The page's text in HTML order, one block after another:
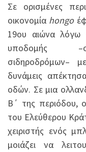
Σε ορισμένες
οικονομία hongo
19ου αιώνα λόγω
υποδομής
σιδηροδρόμων–
δυνάμεις
οδών. Σε μια
Β΄ της περιόδου, ο
του Ελεύθερου
χειριστής ενός
μοιάζει να